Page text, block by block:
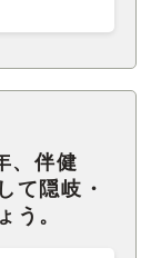
、伴健
て隠岐・
う。